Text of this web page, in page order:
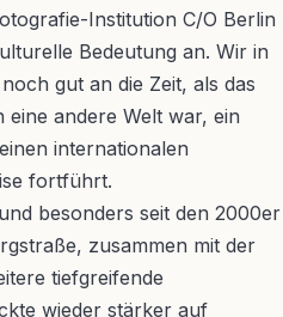
Institution C/O Berlin
Bedeutung an. Wir in
gut an die Zeit, als das
eine andere Welt war, ein
internationalen
fortführt.
besonders seit den 2000er
zusammen mit der
tiefgreifende
wieder stärker auf